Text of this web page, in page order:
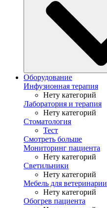
Оборудование
Инфузионная терапия
Нету категорий
Лаборатория и терапия
Нету категорий
Стоматология
Тест
Смотреть больше
Мониторинг пациента
Нету категорий
Светильники
Нету категорий
Мебель для ветеринарии
Нету категорий
Обогрев пациента